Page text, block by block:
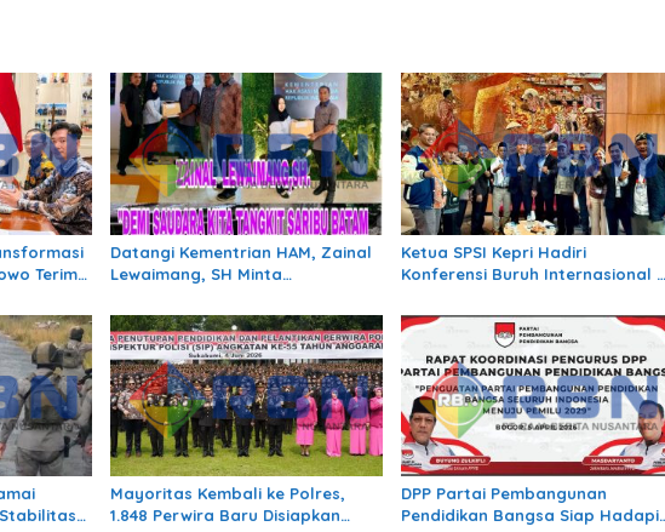
Terima
Datangi Kementrian HAM, Zainal
Lewaimang, SH Minta
Tengki Seribu Batam
Ketua SPSI Kepri Hadiri
Konferensi Buruh Internasional di
Terdepan Perjuangkan Nasib
Pekerja Platform!
Mayoritas Kembali ke Polres,
1.848 Perwira Baru Disiapkan
DPP Partai Pembangunan
Pendidikan Bangsa Siap Hadapi